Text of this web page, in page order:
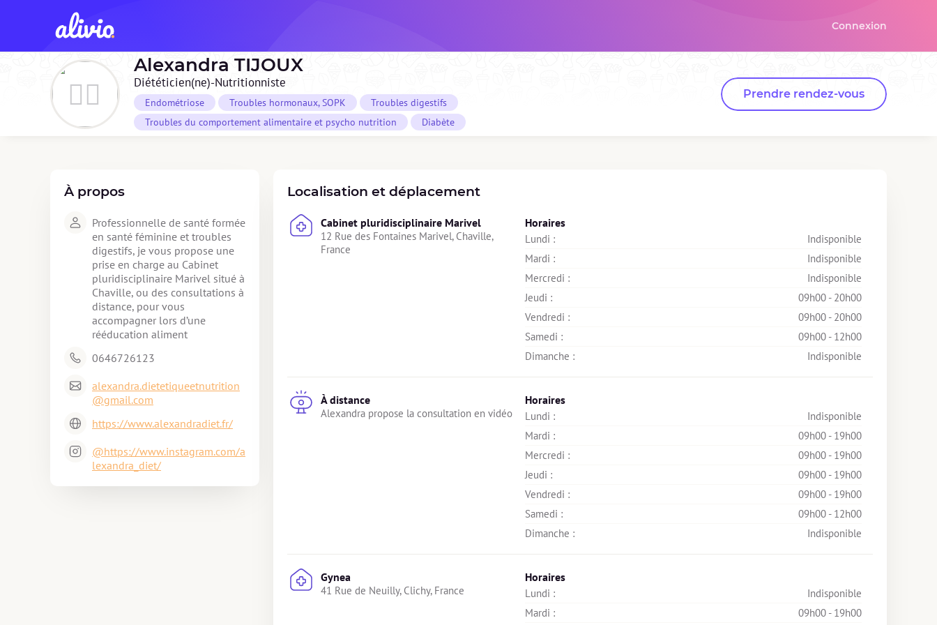
Connexion
Alexandra TIJOUX
Diététicien(ne)-Nutritionniste
Endométriose Troubles hormonaux, SOPK
Troubles digestifs
Troubles du comportement alimentaire et psycho nutrition
Diabète
Prendre rendez-vous
À propos
Professionnelle de santé formée
en santé féminine et troubles
digestifs, je vous propose une
prise en charge au Cabinet
pluridisciplinaire Marivel situé à
Chaville, ou des consultations à
distance, pour vous
accompagner lors d’une
rééducation aliment
0646726123
alexandra.dietetiqueetnutrition
@gmail.com
https://www.alexandradiet.fr/
@https://www.instagram.com/a
lexandra_diet/
Localisation et déplacement
Cabinet pluridisciplinaire Marivel
12 Rue des Fontaines Marivel, Chaville,
France
Horaires
Lundi :
Indisponible
Mardi :
Indisponible
Mercredi :
Indisponible
Jeudi :
09h00 - 20h00
Vendredi :
09h00 - 20h00
Samedi :
09h00 - 12h00
Dimanche :
Indisponible
À distance
Alexandra propose la consultation en vidéo
Horaires
Lundi :
Indisponible
Mardi :
09h00 - 19h00
Mercredi :
09h00 - 19h00
Jeudi :
09h00 - 19h00
Vendredi :
09h00 - 19h00
Samedi :
09h00 - 12h00
Dimanche :
Indisponible
Gynea
41 Rue de Neuilly, Clichy, France
Horaires
Lundi :
Indisponible
Mardi :
09h00 - 19h00